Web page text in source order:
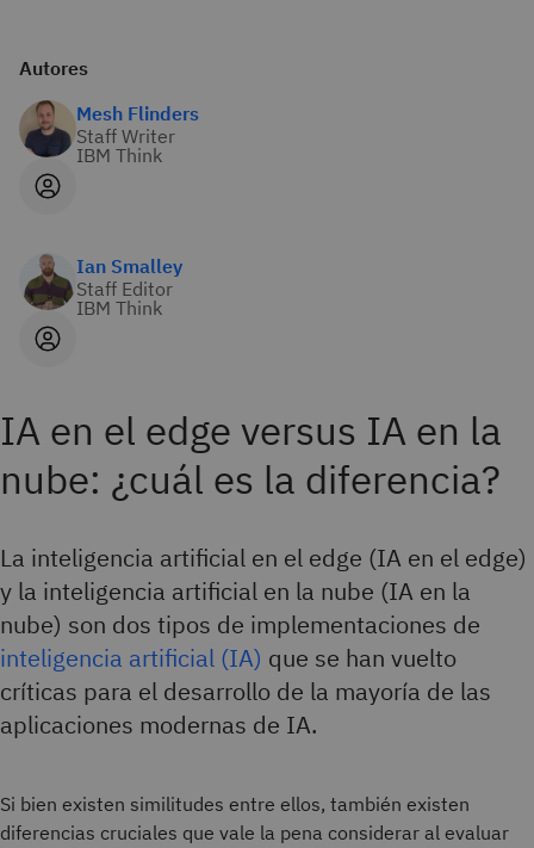
Autores
Mesh Flinders
Staff Writer
IBM Think
Ian Smalley
Staff Editor
IBM Think
IA en el edge versus IA en la
nube: ¿cuál es la diferencia?
La inteligencia artificial en el edge (IA en el edge)
y la inteligencia artificial en la nube (IA en la
nube) son dos tipos de implementaciones de
inteligencia artificial (IA) que se han vuelto
críticas para el desarrollo de la mayoría de las
aplicaciones modernas de IA.
Si bien existen similitudes entre ellos, también existen
diferencias cruciales que vale la pena considerar al evaluar